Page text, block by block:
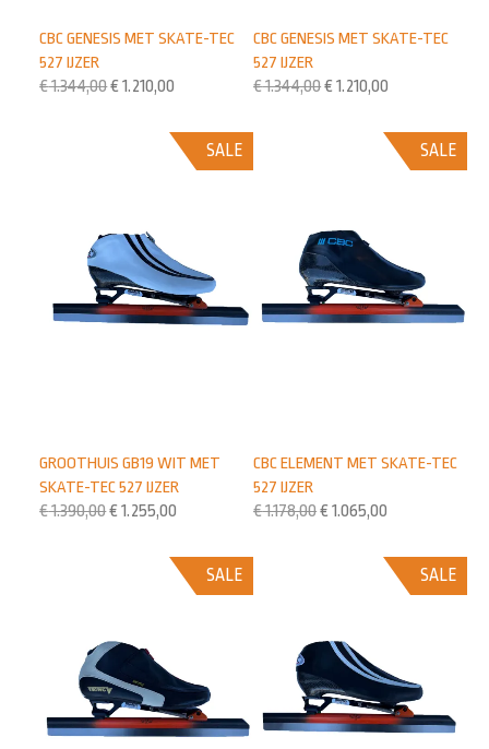
CBC GENESIS MET SKATE-TEC
527 IJZER
€1.344,00€ 1.210,00
CBC GENESIS MET SKATE-TEC
527 IJZER
€1.344,00€ 1.210,00
SALE
CBC ELEMENT MET SKATE-TEC
527 IJZER
€1.178,00€ 1.065,00
SALE
GROOTHUIS GB19 WIT MET
SKATE-TEC 527 IJZER
€1.390,00€ 1.255,00
SALE
SALE